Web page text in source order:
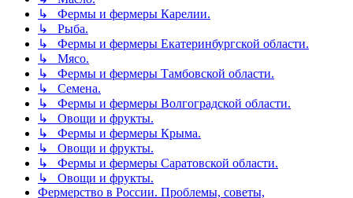
↳ Фермы и фермеры Карелии.
↳ Рыба.
↳ Фермы и фермеры Екатеринбургской области.
↳ Мясо.
↳ Фермы и фермеры Тамбовской области.
↳ Семена.
↳ Фермы и фермеры Волгоградской области.
↳ Овощи и фрукты.
↳ Фермы и фермеры Крыма.
↳ Овощи и фрукты.
↳ Фермы и фермеры Саратовской области.
↳ Овощи и фрукты.
Фермерство в России. Проблемы, советы,